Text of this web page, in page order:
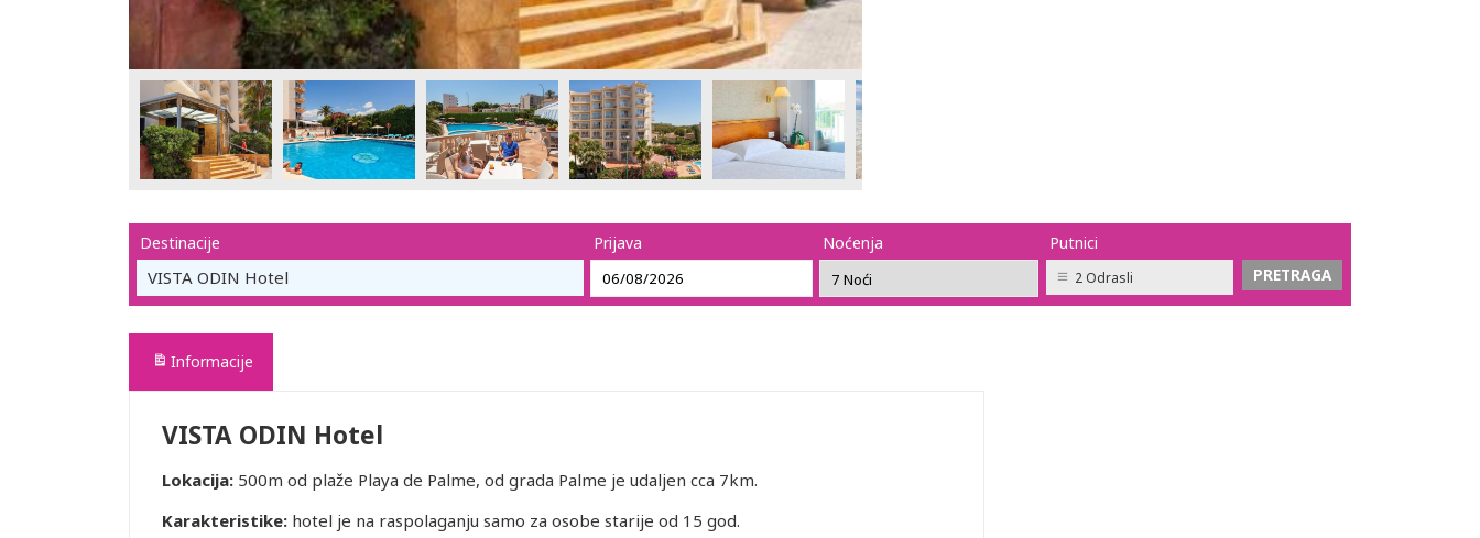
Destinacije
VISTA ODIN Hotel
Prijava Noćenja Putnici
2 Odrasli
Informacije
VISTA ODIN Hotel
Lokacija: 500m od plaže Playa de Palme, od grada Palme je udaljen cca 7km.
Karakteristike: hotel je na raspolaganju samo za osobe starije od 15 god.